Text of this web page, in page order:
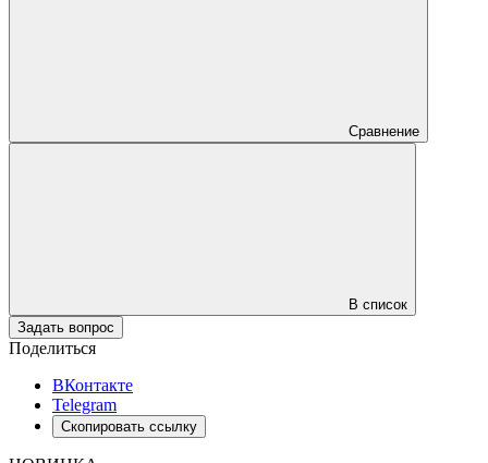
Сравнение
В список
Задать вопрос
Поделиться
ВКонтакте
Telegram
Скопировать ссылку